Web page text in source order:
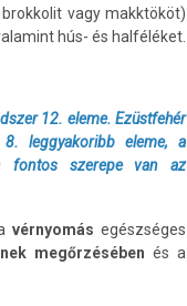
vagy makktököt)
hús- és halféléket.
12. eleme. Ezüstfehér
leggyakoribb eleme, a
fontos szerepe van az
vérnyomás egészséges
megőrzésében és a